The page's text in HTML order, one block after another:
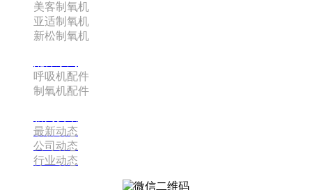
美客制氧机
亚适制氧机
新松制氧机
呼吸机配件
制氧机配件
最新动态
公司动态
行业动态